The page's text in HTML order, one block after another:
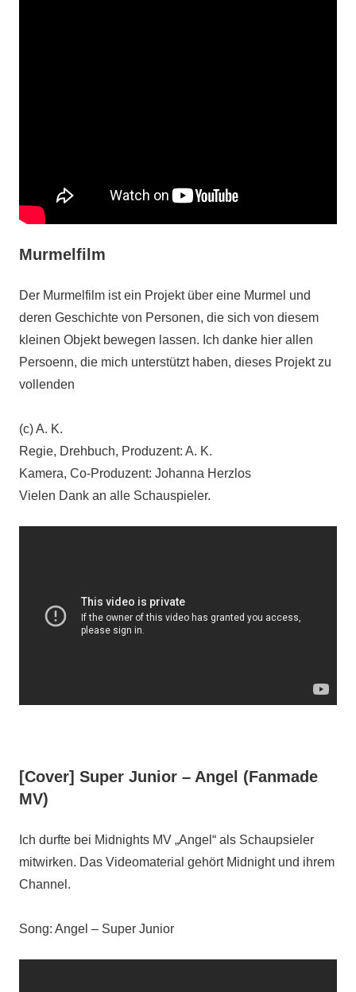
Murmelfilm
Der Murmelfilm ist ein Projekt über eine Murmel und
deren Geschichte von Personen, die sich von diesem
kleinen Objekt bewegen lassen. Ich danke hier allen
Persoenn, die mich unterstützt haben, dieses Projekt zu
vollenden
(c) A. K.
Regie, Drehbuch, Produzent: A. K.
Kamera, Co-Produzent: Johanna Herzlos
Vielen Dank an alle Schauspieler.
[Cover] Super Junior – Angel (Fanmade
MV)
Ich durfte bei Midnights MV „Angel“ als Schaupsieler
mitwirken. Das Videomaterial gehört Midnight und ihrem
Channel.
Song: Angel – Super Junior